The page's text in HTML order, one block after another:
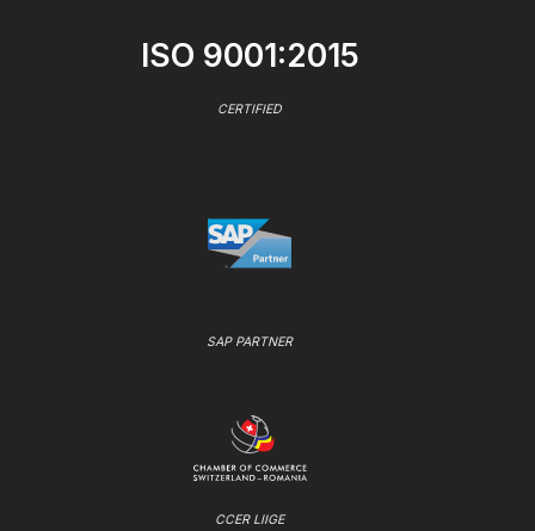
ISO 9001:2015
CERTIFIED
SAP PARTNER
CCER LIIGE